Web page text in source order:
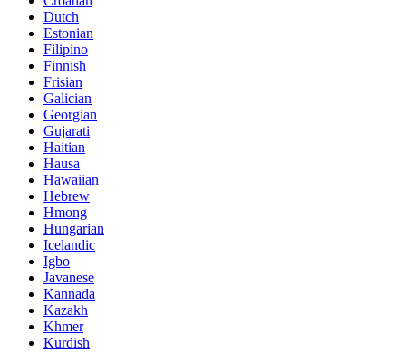
Dutch
Estonian
Filipino
Finnish
Frisian
Galician
Georgian
Gujarati
Haitian
Hausa
Hawaiian
Hebrew
Hmong
Hungarian
Icelandic
Igbo
Javanese
Kannada
Kazakh
Khmer
Kurdish